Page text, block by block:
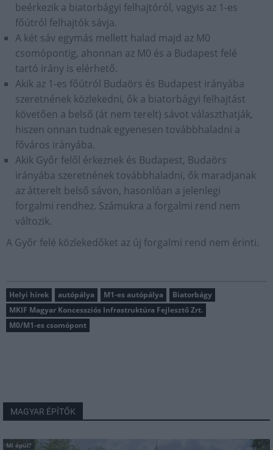
beérkezik a biatorbágyi felhajtóról, vagyis az 1-es
főútról felhajtók sávja.
A két sáv egymás mellett halad majd az M0
csomópontig, ahonnan az M0 és a Budapest felé
tartó irány is elérhető.
Akik az 1-es főútról Budaörs és Budapest irányába
szeretnének közlekedni, ők a biatorbágyi felhajtást
követően a belső (át nem terelt) sávot választhatják,
hiszen onnan tudnak egyenesen továbbhaladni a
főváros irányába.
Akik Győr felől érkeznek és Budapest, Budaörs
irányába szeretnének továbbhaladni, ők maradjanak
az átterelt belső sávon, hasonlóan a jelenlegi
forgalmi rendhez. Számukra a forgalmi rend nem
változik.
A Győr felé közlekedőket az új forgalmi rend nem érinti.
Helyi hírek autópálya M1-es autópálya
Biatorbágy
MKIF Magyar Koncessziós Infrastruktúra Fejlesztő Zrt.
M0/M1-es csomópont
MAGYAR ÉPÍTŐK
Mi épül?